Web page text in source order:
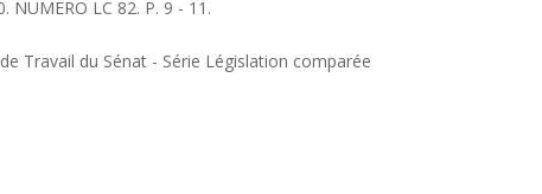
NUMERO LC 82. P. 9 - 11.
Travail du Sénat - Série Législation comparée